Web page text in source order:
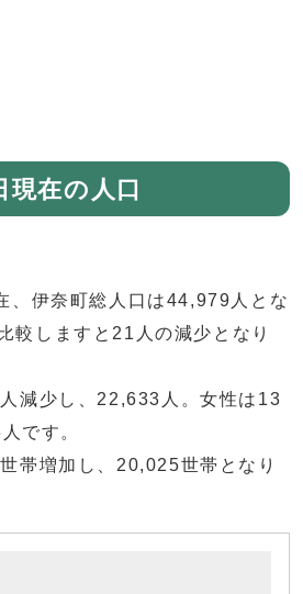
現在の人口
、伊奈町総人口は44,979人とな
較しますと21人の減少となり
減少し、22,633人。女性は13
です。
帯増加し、20,025世帯となり